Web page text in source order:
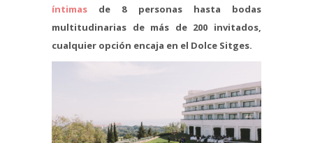
íntimas de 8 personas hasta bodas
multitudinarias de más de 200 invitados,
cualquier opción encaja en el Dolce Sitges.